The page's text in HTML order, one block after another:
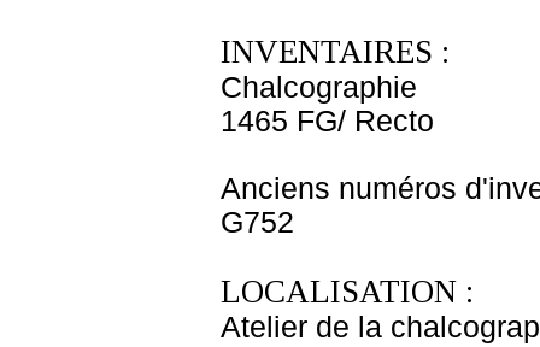
INVENTAIRES :
Chalcographie
1465 FG/ Recto
Anciens numéros
G752
LOCALISATION :
Atelier de la